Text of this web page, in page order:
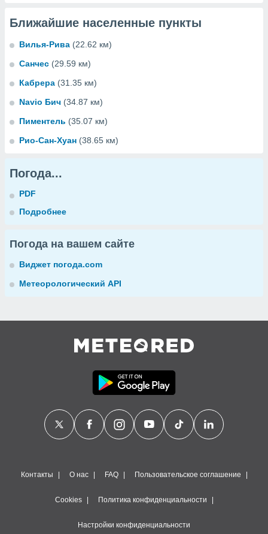
Ближайшие населенные пункты
Вилья-Рива (22.62 км)
Санчес (29.59 км)
Кабрера (31.35 км)
Navio Бич (34.87 км)
Пиментель (35.07 км)
Рио-Сан-Хуан (38.65 км)
Погода...
PDF
Подробнее
Погода на вашем сайте
Виджет погода.com
Метеорологический API
Контакты О нас FAQ Пользовательское соглашение
Cookies Политика конфиденциальности
Настройки конфиденциальности